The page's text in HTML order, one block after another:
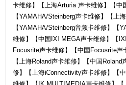
卡维修】【上海Arturia 声卡维修】【
【YAMAHA/Steinberg声卡维修】【上
【YAMAHA/Steinberg音频卡维修】
维修】【中国IXI MEGA声卡维修】【
Focusrite声卡维修】【中国Focusrite
【上海Roland声卡维修】【中国
修】【上海iConnectivity声卡维修】【